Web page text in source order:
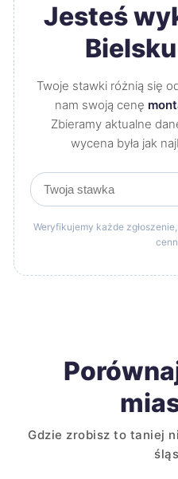
Jesteś
Twoje stawki różnią się
nam swoją cenę
Zbieramy aktualne
wycena była jak
Weryfikujemy każde
Gdzie zrobisz to taniej